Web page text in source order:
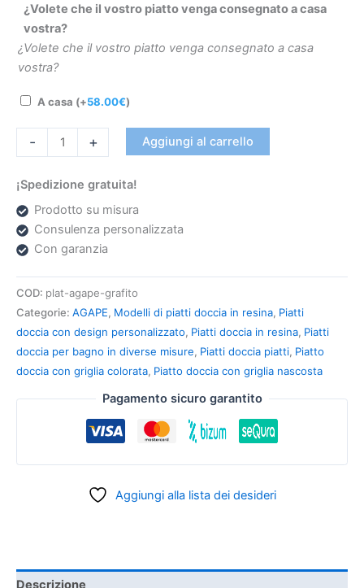
¿Volete che il vostro piatto venga consegnato a casa
vostra?
¿Volete che il vostro piatto venga consegnato a casa
vostra?
A casa (+58.00€)
- + Aggiungi al carrello
¡Spedizione gratuita!
Prodotto su misura
Consulenza personalizzata
Con garanzia
COD: plat-agape-grafito
Categorie: AGAPE, Modelli di piatti doccia in resina, Piatti
doccia con design personalizzato, Piatti doccia in resina, Piatti
doccia per bagno in diverse misure, Piatti doccia piatti, Piatto
doccia con griglia colorata, Piatto doccia con griglia nascosta
Pagamento sicuro garantito
Aggiungi alla lista dei desideri
Descrizione